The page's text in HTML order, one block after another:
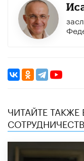
ЧИТАЙТЕ ТАКЖЕ